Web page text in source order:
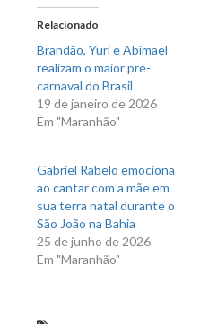
em
nova
janela)
Relacionado
Brandão, Yuri e Abimael
realizam o maior pré-
carnaval do Brasil
19 de janeiro de 2026
Em "Maranhão"
Gabriel Rabelo emociona
ao cantar com a mãe em
sua terra natal durante o
São João na Bahia
25 de junho de 2026
Em "Maranhão"